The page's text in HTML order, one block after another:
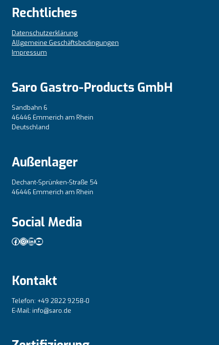
Rechtliches
Datenschutzerklärung
Allgemeine Geschäftsbedingungen
Impressum
Saro Gastro-Products GmbH
Sandbahn 6
46446 Emmerich am Rhein
Deutschland
Außenlager
Dechant-Sprünken-Straße 54
46446 Emmerich am Rhein
Social Media
Facebook
Instagram
LinkedIn
YouTube
Kontakt
Telefon: +49 2822 9258-0
E-Mail: info@saro.de